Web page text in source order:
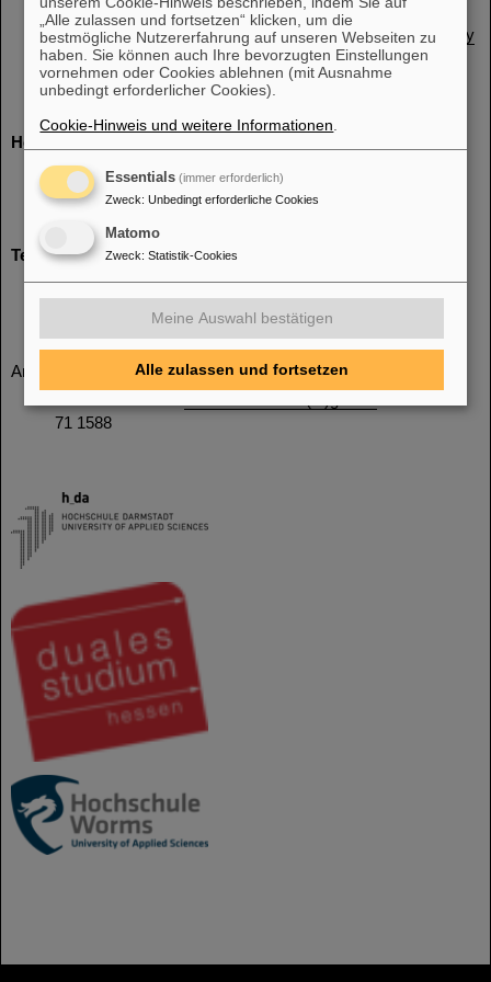
Bachelor of Science (B. Sc.) Informatik dual (KoSI)
Bachelor of Science (B. Sc.) Informatik dual - IT-Security
(KITS)
Bachelor of Science (B. Eng.) Elektrotechnik und
Hochschule Worms:
Bachelor of Arts (B.A.) Internationales
Logistikmanagement
Technische Hochschule Mittelhessen:
Bachelor of Science (B. Eng.) Bauingenieurwesen
Ansprechperson in der Personalabteilung ist
71 1588
„Alle zulassen und fortsetzen“ klicken, um die
bestmögliche Nutzererfahrung auf unseren Webseiten zu
haben. Sie können auch Ihre bevorzugten Einstellungen
vornehmen oder Cookies ablehnen (mit Ausnahme
unbedingt erforderlicher Cookies).
Cookie-Hinweis und weitere Informationen
Essentials (immer erforderlich)
Zweck: Unbedingt erforderliche Cookies
Matomo
Zweck: Statistik-Cookies
Meine Auswahl bestätigen
Alle zulassen und fortsetzen